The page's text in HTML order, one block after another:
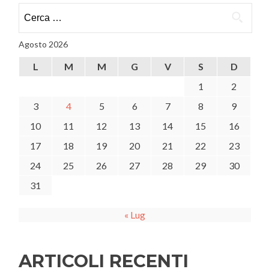
per:
Agosto 2026
L M M G V S
D
1
2
3
4 5 6 7 8
9
10
11 12 13 14 15
16
17
18 19 20 21 22
23
24
25 26 27 28 29
30
31
« Lug
ARTICOLI RECENTI